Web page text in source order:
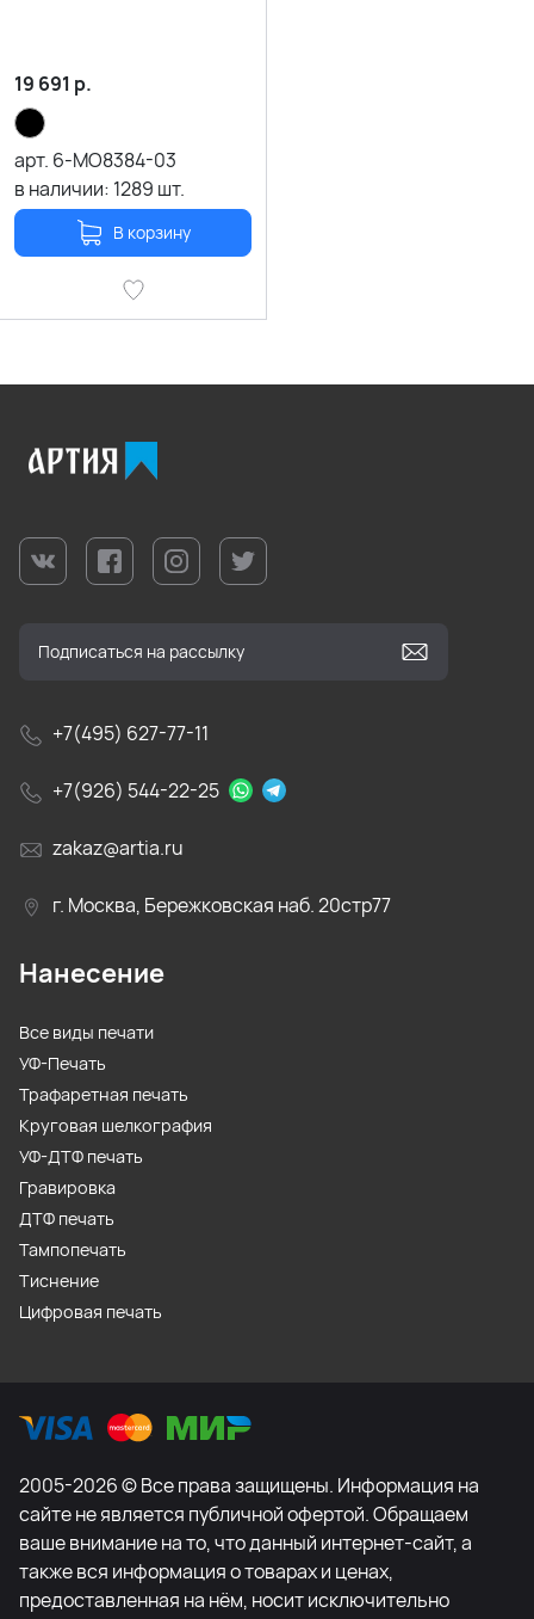
19 691 р.
арт. 6-MO8384-03
в наличии: 1289 шт.
В корзину
+7(495) 627-77-11
+7(926) 544-22-25
zakaz@artia.ru
г. Москва, Бережковская наб. 20стр77
Нанесение
Все виды печати
УФ-Печать
Трафаретная печать
Круговая шелкография
УФ-ДТФ печать
Гравировка
ДТФ печать
Тампопечать
Тиснение
Цифровая печать
2005-2026 © Все права защищены. Информация на
сайте не является публичной офертой. Обращаем
ваше внимание на то, что данный интернет-сайт, а
также вся информация о товарах и ценах,
предоставленная на нём, носит исключительно